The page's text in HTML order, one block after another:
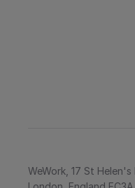
WeWork, 17 St Helen's